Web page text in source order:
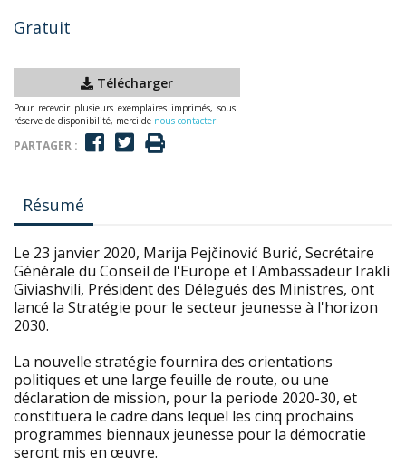
Gratuit
Télécharger
Pour recevoir plusieurs exemplaires imprimés, sous
réserve de disponibilité, merci de nous contacter
PARTAGER :
Résumé
Le 23 janvier 2020, Marija Pejčinović Burić, Secrétaire
Générale du Conseil de l'Europe et l'Ambassadeur Irakli
Giviashvili, Président des Délegués des Ministres, ont
lancé la Stratégie pour le secteur jeunesse à l'horizon
2030.
La nouvelle stratégie fournira des orientations
politiques et une large feuille de route, ou une
déclaration de mission, pour la periode 2020-30, et
constituera le cadre dans lequel les cinq prochains
programmes biennaux jeunesse pour la démocratie
seront mis en œuvre.